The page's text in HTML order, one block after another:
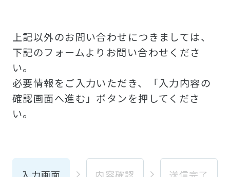
上記以外のお問い合わせにつきましては、
下記のフォームよりお問い合わせくださ
い。
必要情報をご入力いただき、「入力内容の
確認画面へ進む」ボタンを押してくださ
い。